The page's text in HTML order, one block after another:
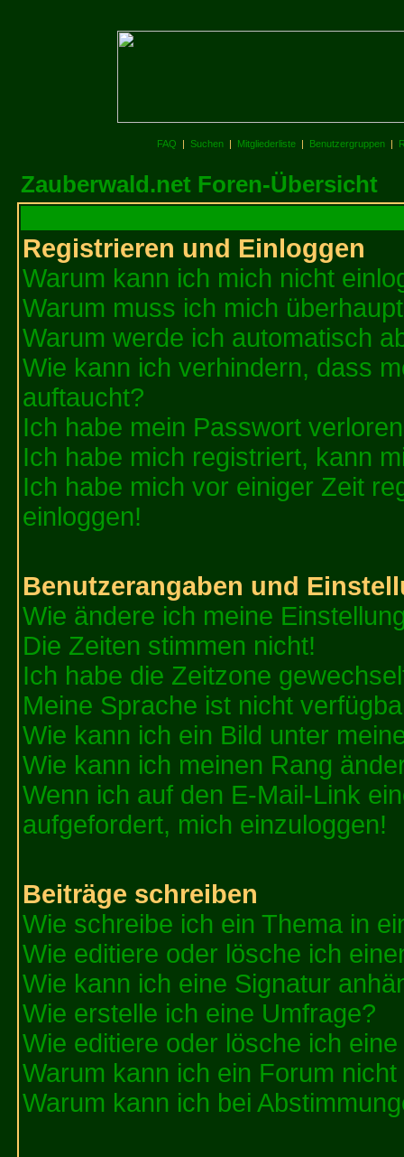
FAQ | Suchen | Mitgliederliste | Benutzergruppen |
Zauberwald.net Foren-Übersicht
Registrieren und Einloggen
Warum kann ich mich nicht
Warum muss ich mich
Warum werde ich automatisch
Wie kann ich verhindern, dass
auftaucht?
Ich habe mein Passwort
Ich habe mich registriert, kann
Ich habe mich vor einiger Zeit
einloggen!
Benutzerangaben und
Wie ändere ich meine
Die Zeiten stimmen nicht!
Ich habe die Zeitzone
Meine Sprache ist nicht
Wie kann ich ein Bild unter
Wie kann ich meinen Rang
Wenn ich auf den E-Mail-Link
aufgefordert, mich einzuloggen!
Beiträge schreiben
Wie schreibe ich ein Thema in
Wie editiere oder lösche ich
Wie kann ich eine Signatur
Wie erstelle ich eine Umfrage?
Wie editiere oder lösche ich
Warum kann ich ein Forum
Warum kann ich bei